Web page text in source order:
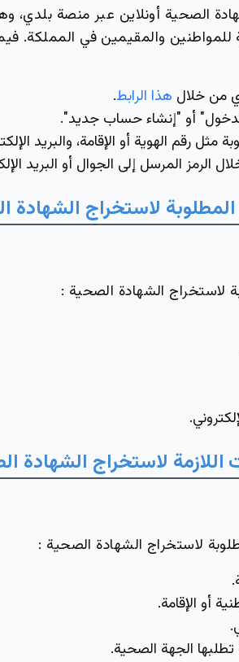
الصحية أونلاين عبر منصة بلدي،
للمواطنين والمقيمين في المملكة.
من خلال هذا الرابط.
أو "إنشاء حساب جديد".
مثل رقم الهوية أو الإقامة، والبريد
الرمز المرسل إلى الجوال أو البريد
المطلوبة لاستخراج
لاستخراج الشهادة الصحية :
اللازمة لاستخراج الشهادة
لاستخراج الشهادة الصحية :
أو الإقامة.
الجهة الصحية.